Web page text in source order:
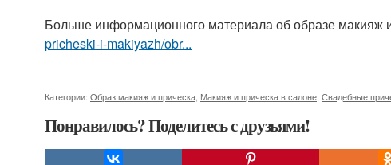
Больше информационного материала об образе макияж
pricheski-i-makiyazh/obr...
Категории: Образ макияж и прическа Макияж и прическа в салоне Свадебные
Понравилось? Поделитесь с друзьями!